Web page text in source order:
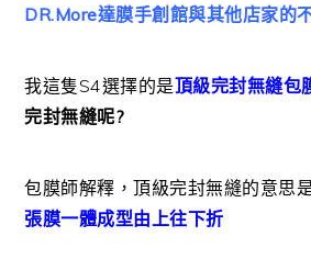
DR.More達膜手創館與其他店家的
我這隻S4選擇的是頂級完封無縫包
完封無縫呢?
包膜師解釋，頂級完封無縫的意思
張膜一體成型由上往下折